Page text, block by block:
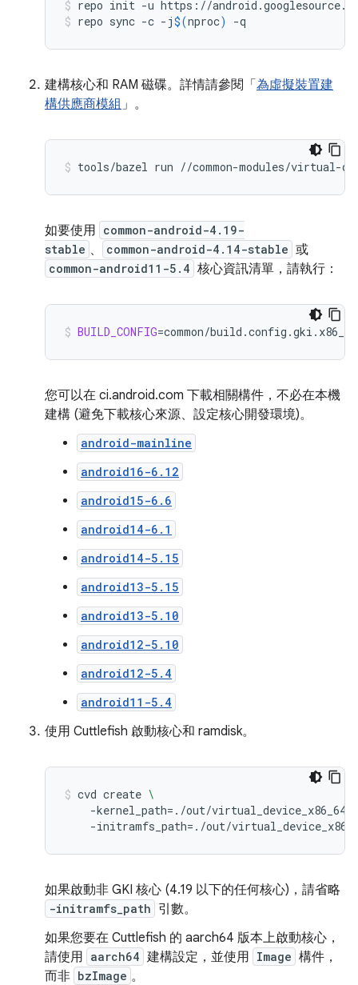
repo init -u https://
repo sync -c -j$(nproc) -q
建構核心和 RAM 磁碟。詳情請參閱「 為虛擬裝置建
構供應商模組」。
tools/bazel run //common-modules/virtual-
如要使用 common-android-4.19-
stable 、 common-android-4.14-stable 或
common-android11-5.4 核心資訊清單，請執行：
BUILD_CONFIG=common/build.config.gki.x86_64
您可以在 ci.android.com 下載相關構件，不必在本機
建構 (避免下載核心來源、設定核心開發環境)。
android-mainline
android16-6.12
android15-6.6
android14-6.1
android14-5.15
android13-5.15
android13-5.10
android12-5.10
android12-5.4
android11-5.4
使用 Cuttlefish 啟動核心和 ramdisk。
cvd create \
-kernel_path= ./out/virtual_device_x86_64/
-initramfs_path= ./out/
如果啟動非 GKI 核心 (4.19 以下的任何核心)，請省略
-initramfs_path 引數。
如果您要在 Cuttlefish 的 aarch64 版本上啟動核心，
請使用 aarch64 建構設定，並使用 Image 構件，
而非 bzImage 。